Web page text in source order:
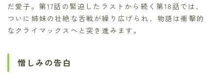
だ愛子。第17話の緊迫したラストから続く第18話では、
ついに姉妹の壮絶な舌戦が繰り広げられ、物語は衝撃的
なクライマックスへと突き進みます。
憎しみの告白